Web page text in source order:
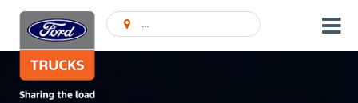
Atrast pārstāvniecību